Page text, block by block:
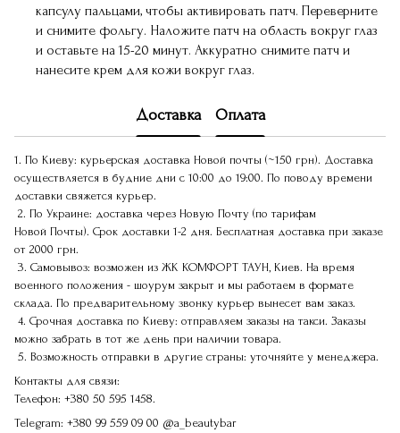
капсулу пальцами, чтобы активировать патч. Переверните
и снимите фольгу. Наложите патч на область вокруг глаз
и оставьте на 15-20 минут. Аккуратно снимите патч и
нанесите крем для кожи вокруг глаз.
Доставка Оплата
1. По Киеву: курьерская доставка Новой почты (~150 грн). Доставка
осуществляется в будние дни с 10:00 до 19:00. По поводу времени
доставки свяжется курьер.
2. По Украине: доставка через Новую Почту (по тарифам
Новой Почты). Срок доставки 1-2 дня. Бесплатная доставка при заказе
от 2000 грн.
3. Самовывоз: возможен из ЖК КОМФОРТ ТАУН, Киев. На время
военного положения - шоурум закрыт и мы работаем в формате
склада. По предварительному звонку курьер вынесет вам заказ.
4. Срочная доставка по Киеву: отправляем заказы на такси. Заказы
можно забрать в тот же день при наличии товара.
5. Возможность отправки в другие страны: уточняйте у менеджера.
Контакты для связи:
Телефон: +380 50 595 1458.
Telegram: +380 99 559 09 00 @a_beautybar